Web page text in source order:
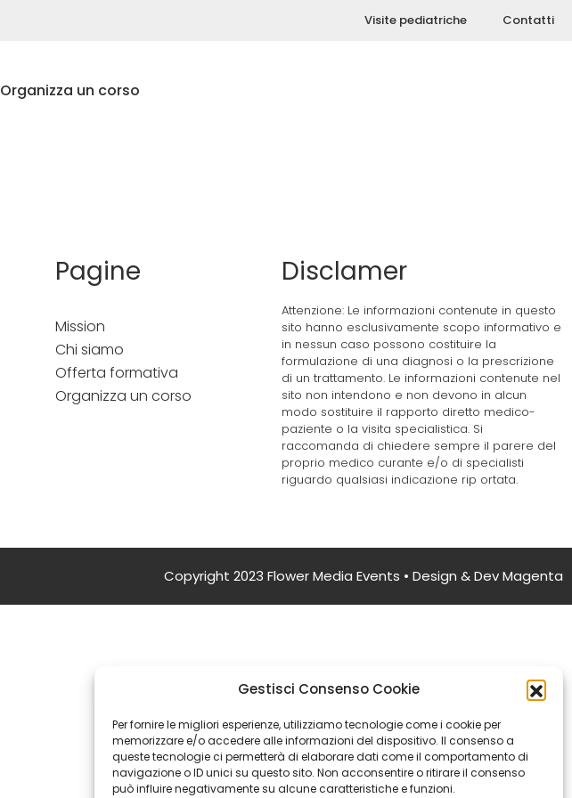
Gestisci Consenso Cookie
Per fornire le migliori esperienze, utilizziamo tecnologie come i cookie per
memorizzare e/o accedere alle informazioni del dispositivo. Il consenso a
queste tecnologie ci permetterà di elaborare dati come il comportamento di
navigazione o ID unici su questo sito. Non acconsentire o ritirare il consenso
può influire negativamente su alcune caratteristiche e funzioni.
Visite pediatriche Contatti
Organizza un corso
Pagine
Mission
Chi siamo
Offerta formativa
Organizza un corso
Disclamer
Attenzione: Le informazioni contenute in questo
sito hanno esclusivamente scopo informativo e
in nessun caso possono costituire la
formulazione di una diagnosi o la prescrizione
di un trattamento. Le informazioni contenute nel
sito non intendono e non devono in alcun
modo sostituire il rapporto diretto medico-
paziente o la visita specialistica. Si
raccomanda di chiedere sempre il parere del
proprio medico curante e/o di specialisti
riguardo qualsiasi indicazione rip ortata.
Copyright 2023 Flower Media Events • Design & DevMagenta